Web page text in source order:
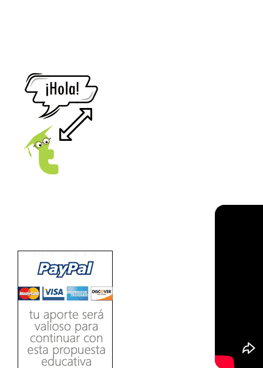
[Ingresar]
Ver/Ocultar temario
Propiedades de los reales (R) Ξ
Aplicación y operaciones con los
reales (R) Ξ Propiedades de los
Factorización Ξ Ejercicios
factorización Ξ División de
polinomios Ξ Método cociente
residuo Ξ División sintética.
>> Ingresar YA a este tutorial